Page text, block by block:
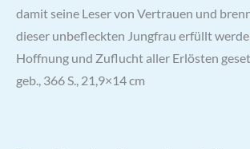
damit seine Leser von Vertrauen und
dieser unbefleckten Jungfrau erfüllt
Hoffnung und Zuflucht aller Erlösten
geb., 366 S., 21,9×14 cm